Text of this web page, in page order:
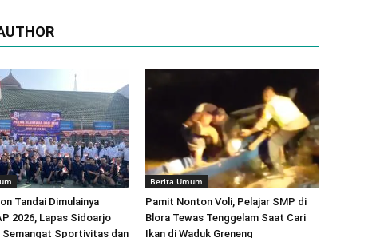
Tandai Dimulainya
2026, Lapas Sidoarjo
Semangat Sportivitas dan
Berita Umum
Pamit Nonton Voli, Pelajar SMP di
Blora Tewas Tenggelam Saat Cari
Ikan di Waduk Greneng